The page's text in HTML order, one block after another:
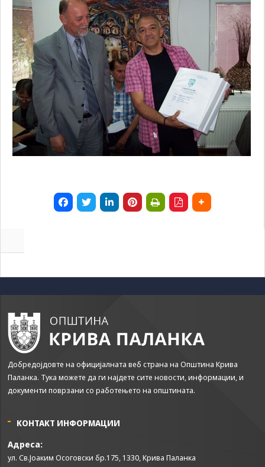
Добредојдовте на официјалната веб страна на Општина Крива
Паланка. Тука можете да ги најдете сите новости, информации, и
документи поврзани со работењето на општината.
КОНТАКТ ИНФОРМАЦИИ
Адреса:
ул. Св.Јоаким Осоговски бр.175, 1330, Крива Паланка